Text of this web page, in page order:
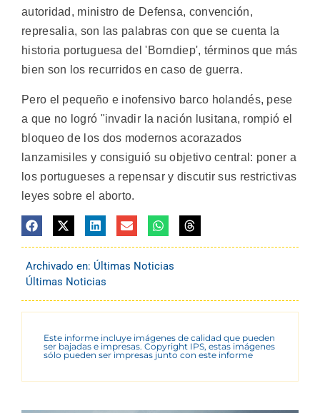
autoridad, ministro de Defensa, convención,
represalia, son las palabras con que se cuenta la
historia portuguesa del 'Borndiep', términos que más
bien son los recurridos en caso de guerra.
Pero el pequeño e inofensivo barco holandés, pese
a que no logró "invadir la nación lusitana, rompió el
bloqueo de los dos modernos acorazados
lanzamisiles y consiguió su objetivo central: poner a
los portugueses a repensar y discutir sus restrictivas
leyes sobre el aborto.
Archivado en: Últimas Noticias
Últimas Noticias
Este informe incluye imágenes de calidad que pueden
ser bajadas e impresas. Copyright IPS, estas imágenes
sólo pueden ser impresas junto con este informe